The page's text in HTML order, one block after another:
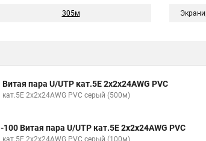
305м
пара U/UTP кат.5E 2х2х24AWG PVC
кат.5E 2х2х24AWG PVC серый (500м)
Витая пара U/UTP кат.5E 2х2х24AWG PVC
кат.5E 2х2х24AWG PVC серый (100м)